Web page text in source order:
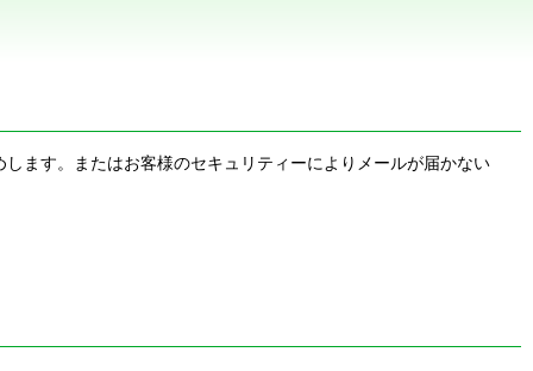
ます。またはお客様のセキュリティーによりメールが届かない